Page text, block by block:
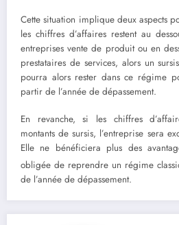
Cette situation implique deux aspects
les chiffres d’affaires restent au
entreprises vente de produit ou en
prestataires de services, alors un
pourra alors rester dans ce régime
partir de l’année de dépassement.
En revanche, si les chiffres
montants de sursis, l’entreprise sera
Elle ne bénéficiera plus des
obligée de reprendre un régime
de l’année de dépassement.